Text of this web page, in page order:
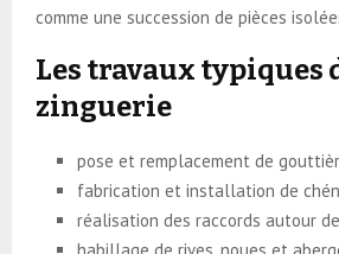
comme une succession de pièces
Les travaux typiques
zinguerie
pose et remplacement de
fabrication et installation de
réalisation des raccords autour
habillage de rives, noues et